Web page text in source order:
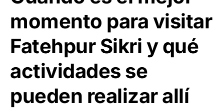
momento para visitar
Fatehpur Sikri y qué
actividades se
pueden realizar allí